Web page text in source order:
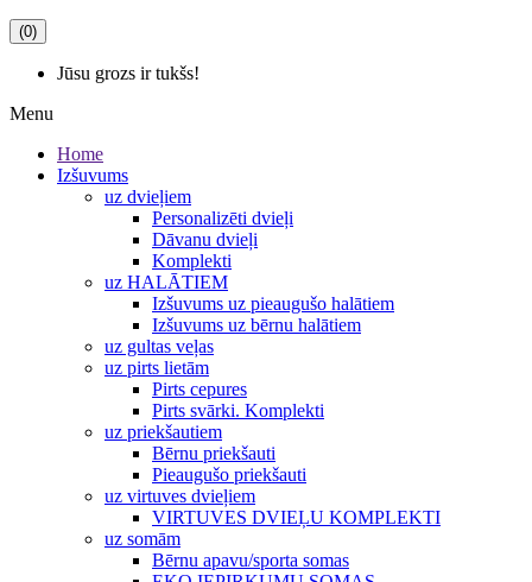
(0)
Jūsu grozs ir tukšs!
Menu
Home
Izšuvums
uz dvieļiem
Personalizēti dvieļi
Dāvanu dvieļi
Komplekti
uz HALĀTIEM
Izšuvums uz pieaugušo halātiem
Izšuvums uz bērnu halātiem
uz gultas veļas
uz pirts lietām
Pirts cepures
Pirts svārki. Komplekti
uz priekšautiem
Bērnu priekšauti
Pieaugušo priekšauti
uz virtuves dvieļiem
VIRTUVES DVIEĻU KOMPLEKTI
uz somām
Bērnu apavu/sporta somas